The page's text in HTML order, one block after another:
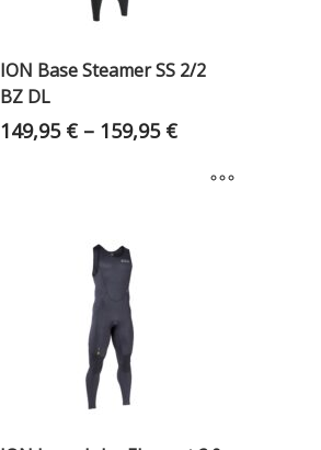
ION Base Steamer SS 2/2
BZ DL
149,95 € – 159,95 €